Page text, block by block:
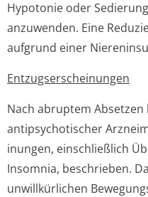
Hypotonie oder
anzuwenden. Eine
aufgrund einer
Entzugsersche­inungen
Nach abruptem Absetzen
antipsychotischer
inungen, einschließlich
Insomnia, beschrieben.
unwillkürlichen